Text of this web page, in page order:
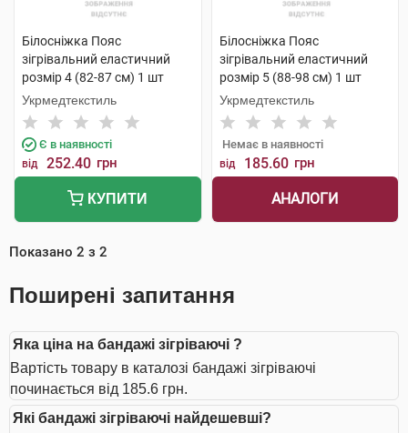
Білосніжка Пояс
зігрівальний еластичний
розмір 4 (82-87 см) 1 шт
Укрмедтекстиль
Є в наявності
від 252.40 грн
КУПИТИ
Білосніжка Пояс
зігрівальний еластичний
розмір 5 (88-98 см) 1 шт
Укрмедтекстиль
Немає в наявності
від 185.60 грн
АНАЛОГИ
Показано 2 з 2
Поширені запитання
Яка ціна на бандажі зігріваючі ?
Вартість товару в каталозі бандажі зігріваючі
починається від 185.6 грн.
Які бандажі зігріваючі найдешевші?